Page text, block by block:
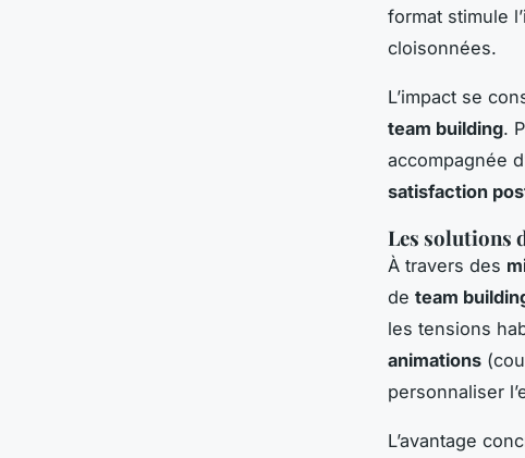
format stimule
cloisonnées.
L’impact se
team building.
accompagnée
satisfaction
Les solutions
À travers des
de team
les tensions
animations
personnaliser
L’avantage